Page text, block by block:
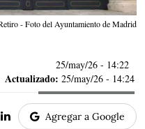
- Foto del Ayuntamiento de Madrid
25/may/26 - 14:22
Actualizado: 25/may/26 - 14:24
Agregar a Google